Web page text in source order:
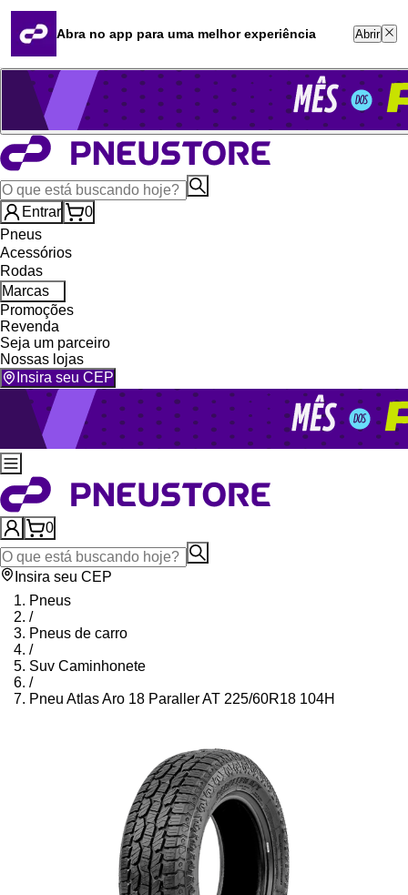
Quero revender
Blog
Whatsapp (16) 99764-8401
Televendas (47) 3046-2551
Entrar
0
Pneus
Acessórios
Rodas
Marcas
Promoções
Revenda
Seja um parceiro
Nossas lojas
Insira seu CEP
0
Insira seu CEP
Pneus
/
Pneus de carro
/
Suv Caminhonete
/
Pneu Atlas Aro 18 Paraller AT 225/60R18 104H
Abra no app para uma melhor experiência Abrir